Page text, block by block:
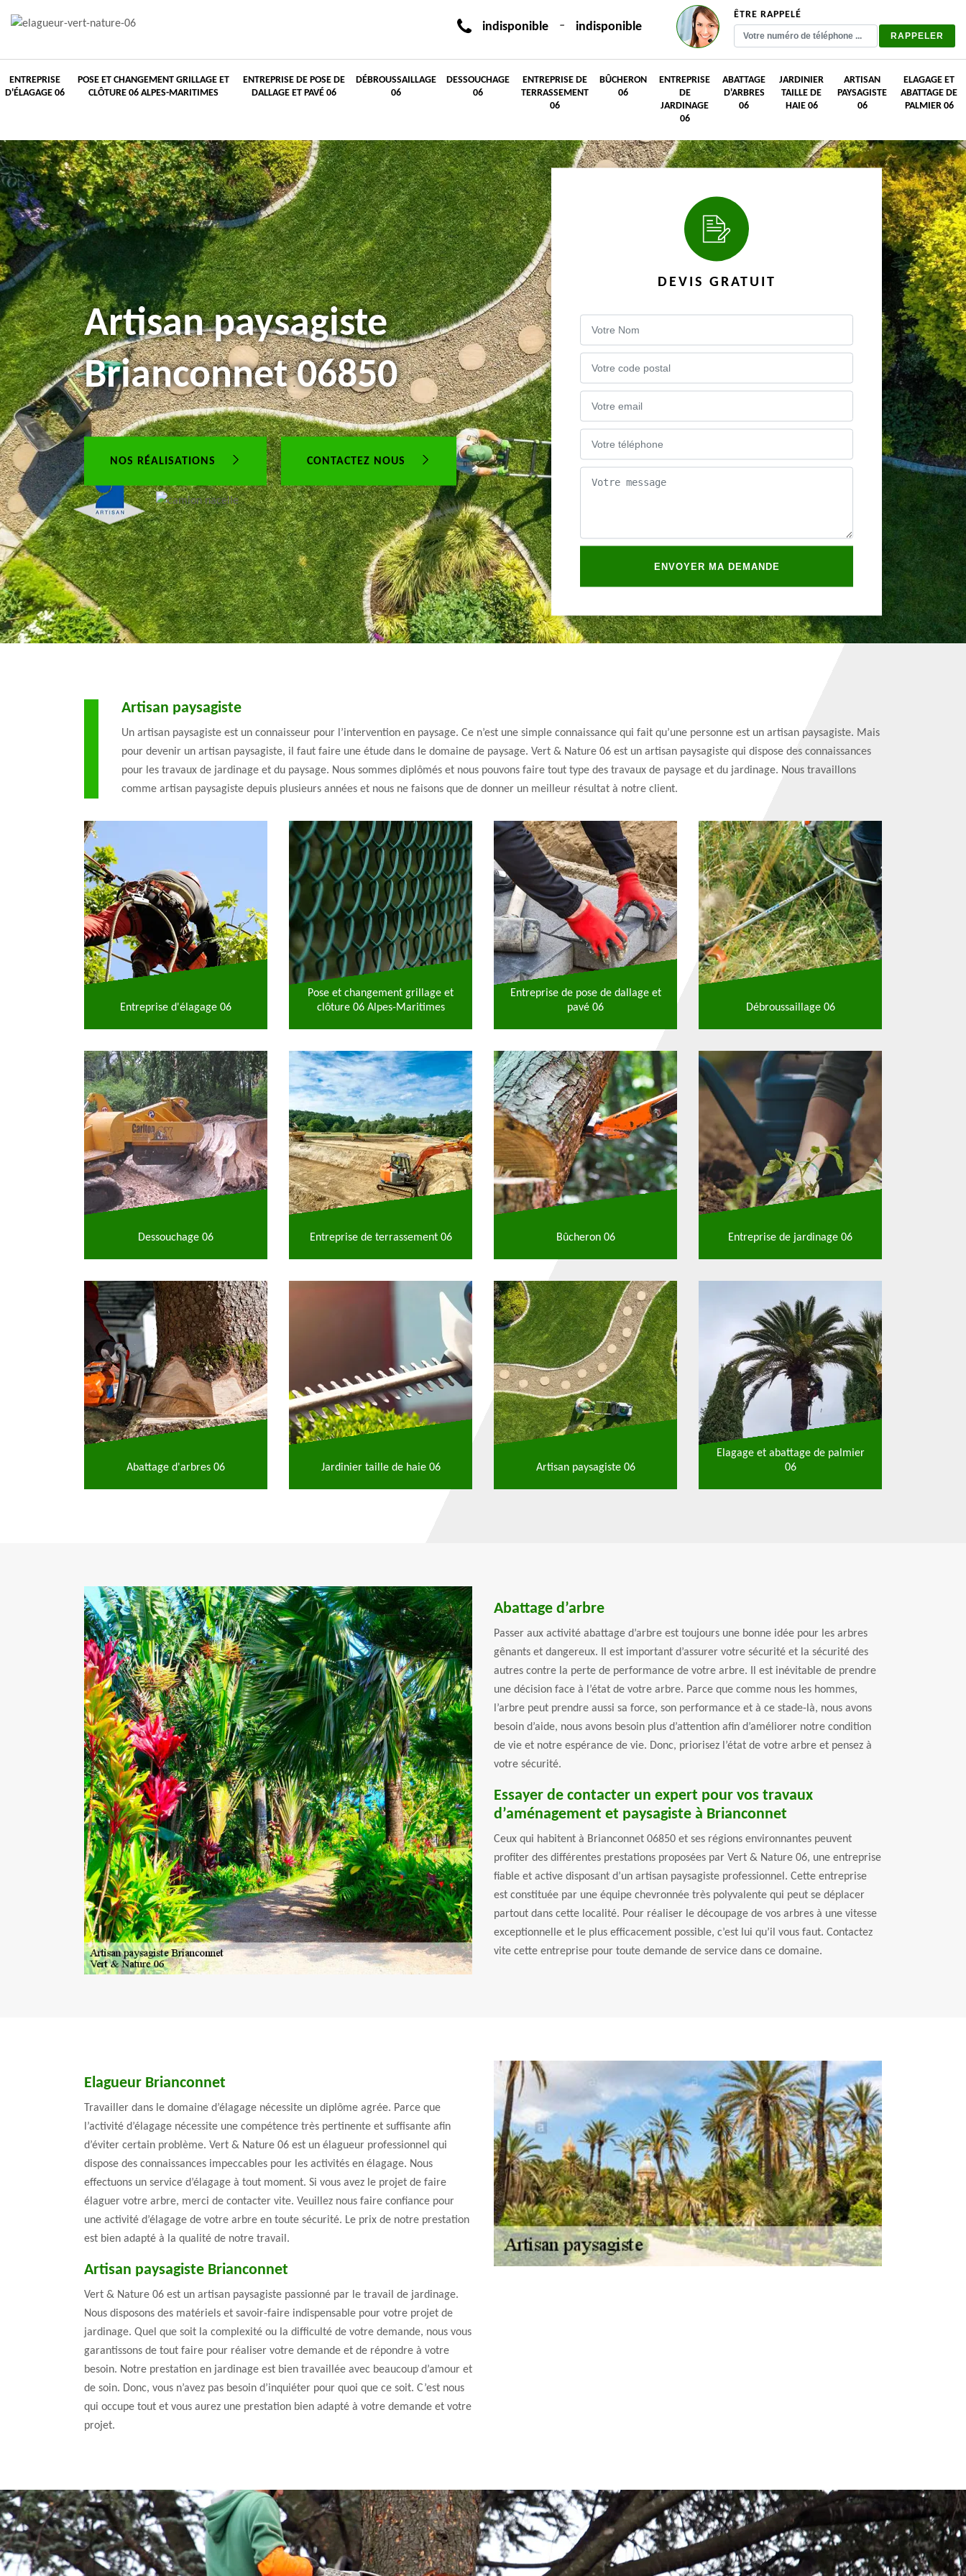
indisponible - indisponible
ÊTRE RAPPELÉ
ENTREPRISE
D'ÉLAGAGE 06
POSE ET CHANGEMENT GRILLAGE ET
CLÔTURE 06 ALPES-MARITIMES
ENTREPRISE DE POSE DE
DALLAGE ET PAVÉ 06
DÉBROUSSAILLAGE
06
DESSOUCHAGE
06
ENTREPRISE DE
TERRASSEMENT
06
BÛCHERON
06
ENTREPRISE
DE
JARDINAGE
06
ABATTAGE
D'ARBRES
06
JARDINIER
TAILLE DE
HAIE 06
ARTISAN
PAYSAGISTE
06
ELAGAGE ET
ABATTAGE DE
PALMIER 06
Artisan paysagiste
Brianconnet 06850
NOS RÉALISATIONS CONTACTEZ NOUS
DEVIS GRATUIT
Artisan paysagiste
Un artisan paysagiste est un connaisseur pour l’intervention en paysage. Ce n’est une simple connaissance qui fait qu’une personne est un artisan paysagiste. Mais
pour devenir un artisan paysagiste, il faut faire une étude dans le domaine de paysage. Vert & Nature 06 est un artisan paysagiste qui dispose des connaissances
pour les travaux de jardinage et du paysage. Nous sommes diplômés et nous pouvons faire tout type des travaux de paysage et du jardinage. Nous travaillons
comme artisan paysagiste depuis plusieurs années et nous ne faisons que de donner un meilleur résultat à notre client.
Entreprise d'élagage 06
Pose et changement grillage et
clôture 06 Alpes-Maritimes
Entreprise de pose de dallage et
pavé 06
Débroussaillage 06
Dessouchage 06 Entreprise de terrassement 06 Bûcheron 06 Entreprise de jardinage 06
Abattage d'arbres 06 Jardinier taille de haie 06 Artisan paysagiste 06
Elagage et abattage de palmier
06
Abattage d’arbre
Passer aux activité abattage d’arbre est toujours une bonne idée pour les arbres
gênants et dangereux. Il est important d’assurer votre sécurité et la sécurité des
autres contre la perte de performance de votre arbre. Il est inévitable de prendre
une décision face à l’état de votre arbre. Parce que comme nous les hommes,
l’arbre peut prendre aussi sa force, son performance et à ce stade-là, nous avons
besoin d’aide, nous avons besoin plus d’attention afin d’améliorer notre condition
de vie et notre espérance de vie. Donc, priorisez l’état de votre arbre et pensez à
votre sécurité.
Essayer de contacter un expert pour vos travaux
d’aménagement et paysagiste à Brianconnet
Ceux qui habitent à Brianconnet 06850 et ses régions environnantes peuvent
profiter des différentes prestations proposées par Vert & Nature 06, une entreprise
fiable et active disposant d’un artisan paysagiste professionnel. Cette entreprise
est constituée par une équipe chevronnée très polyvalente qui peut se déplacer
partout dans cette localité. Pour réaliser le découpage de vos arbres à une vitesse
exceptionnelle et le plus efficacement possible, c’est lui qu’il vous faut. Contactez
vite cette entreprise pour toute demande de service dans ce domaine.
Elagueur Brianconnet
Travailler dans le domaine d’élagage nécessite un diplôme agrée. Parce que
l’activité d’élagage nécessite une compétence très pertinente et suffisante afin
d’éviter certain problème. Vert & Nature 06 est un élagueur professionnel qui
dispose des connaissances impeccables pour les activités en élagage. Nous
effectuons un service d’élagage à tout moment. Si vous avez le projet de faire
élaguer votre arbre, merci de contacter vite. Veuillez nous faire confiance pour
une activité d’élagage de votre arbre en toute sécurité. Le prix de notre prestation
est bien adapté à la qualité de notre travail.
Artisan paysagiste Brianconnet
Vert & Nature 06 est un artisan paysagiste passionné par le travail de jardinage.
Nous disposons des matériels et savoir-faire indispensable pour votre projet de
jardinage. Quel que soit la complexité ou la difficulté de votre demande, nous vous
garantissons de tout faire pour réaliser votre demande et de répondre à votre
besoin. Notre prestation en jardinage est bien travaillée avec beaucoup d’amour et
de soin. Donc, vous n’avez pas besoin d’inquiéter pour quoi que ce soit. C’est nous
qui occupe tout et vous aurez une prestation bien adapté à votre demande et votre
projet.